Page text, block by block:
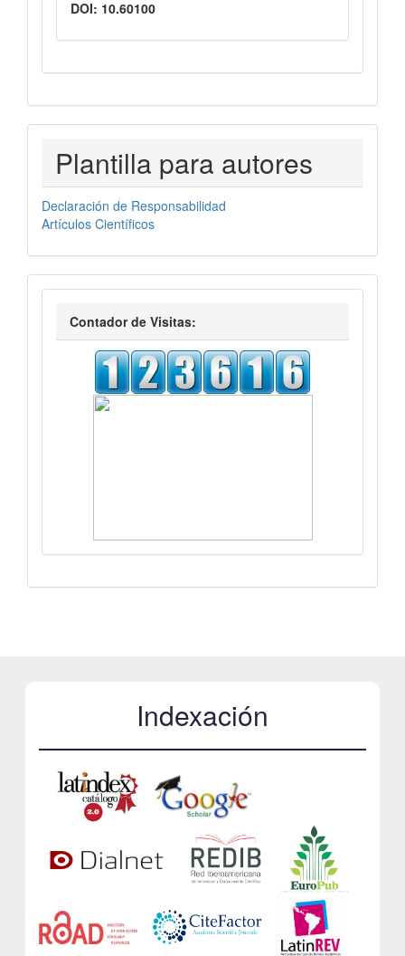
DOI: 10.60100
PLANTILLASAUTORES
Plantilla para autores
Declaración de Responsabilidad
Artículos Científicos
visitas
Contador de Visitas:
Indexación